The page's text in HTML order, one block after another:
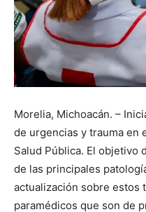
Morelia, Michoacán. –
de urgencias y trauma en
Salud Pública. El objetivo
de las principales
actualización sobre estos
paramédicos que son de